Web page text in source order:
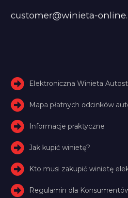
customer@winieta-
Elektroniczna Winieta
Mapa płatnych odcinków
Informacje praktyczne
Jak kupić winietę?
Kto musi zakupić winietę
Regulamin dla